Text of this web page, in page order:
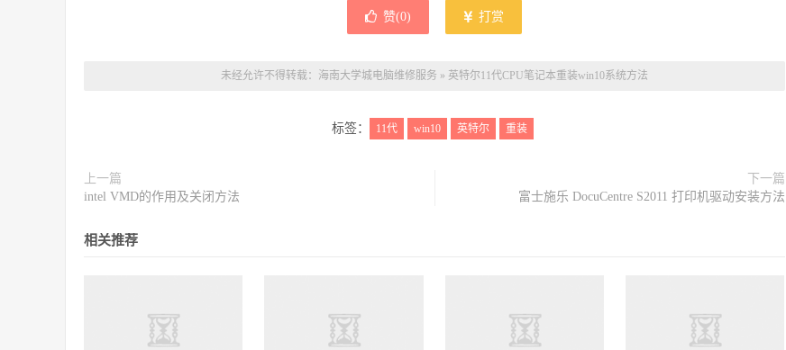
赞(0) 打赏
未经允许不得转载： 海南大学城电脑维修服务 » 英特尔11代CPU笔记本重装win10系统方法
标签： 11代 win10 英特尔 重装
上一篇
intel VMD的作用及关闭方法
下一篇
富士施乐 DocuCentre S2011 打印机驱动安装方法
相关推荐